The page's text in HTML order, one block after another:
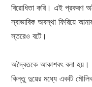
বিরোধিতা করি। এই প্রকরণ
স্বাভাবিক অবস্থা ফিরিয়ে
স্তরেও বটে।
অদ্বৈতকে আকাশবৎ বলা হয়।
কিন্তু দুয়ের মধ্যে একটি